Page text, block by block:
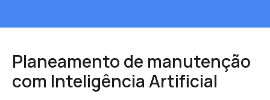
Planeamento de manutenção
com Inteligência Artificial